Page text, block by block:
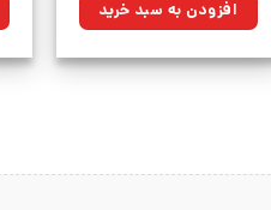
بود.
افزودن به سبد خرید